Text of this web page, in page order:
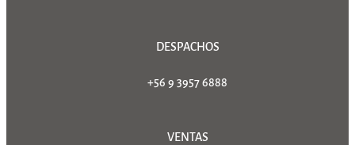
DESPACHOS
+56 9 3957 6888
VENTAS